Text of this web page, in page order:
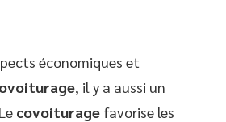
économiques et
, il y a aussi un
covoiturage favorise les